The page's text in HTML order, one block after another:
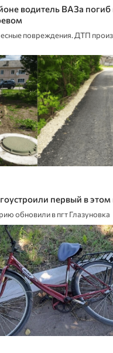
водитель ВАЗа погиб
повреждения. ДТП
первый в этом
обновили в пгт Глазуновка